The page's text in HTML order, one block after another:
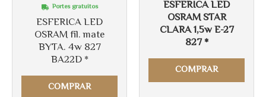
ESFERICA LED
OSRAM fil. mate
BYTA. 4w 827
BA22D *
Portes gratuitos
COMPRAR
ESFERICA LED
OSRAM STAR
CLARA 1,5w E-27
827 *
COMPRAR
Más info
Más info